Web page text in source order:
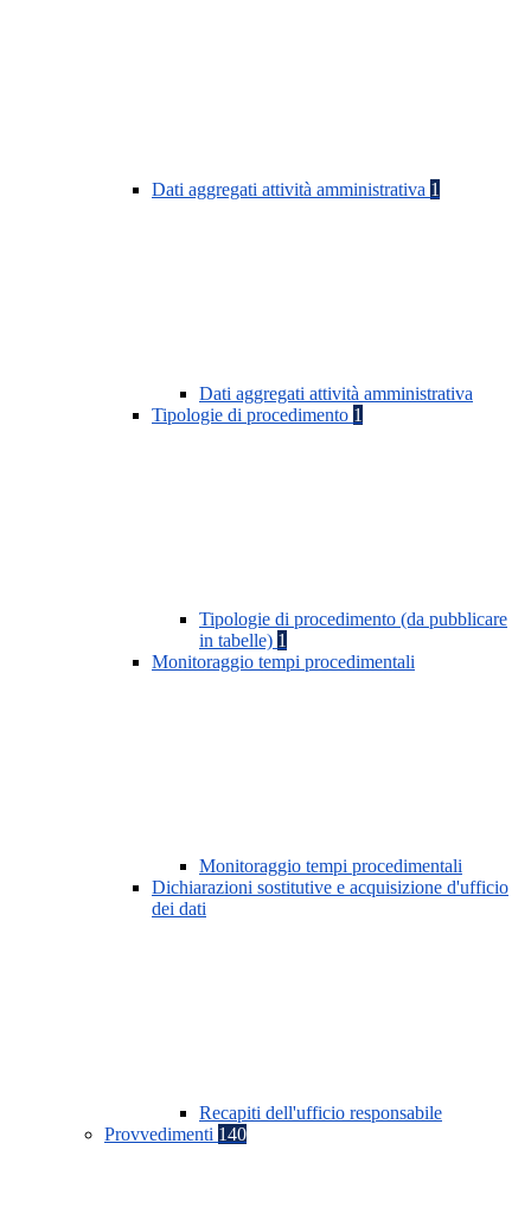
Dati aggregati attività amministrativa 1
Dati aggregati attività amministrativa
Tipologie di procedimento 1
Tipologie di procedimento (da pubblicare
in tabelle) 1
Monitoraggio tempi procedimentali
Monitoraggio tempi procedimentali
Dichiarazioni sostitutive e acquisizione d'ufficio
dei dati
Recapiti dell'ufficio responsabile
Provvedimenti 140